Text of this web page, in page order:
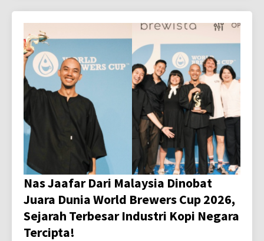
Nas Jaafar Dari Malaysia Dinobat
Juara Dunia World Brewers Cup 2026,
Sejarah Terbesar Industri Kopi Negara
Tercipta!